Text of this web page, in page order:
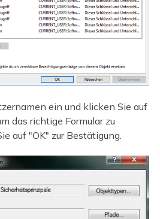
ein und klicken Sie auf
das richtige Formular zu
auf "OK" zur Bestätigung.